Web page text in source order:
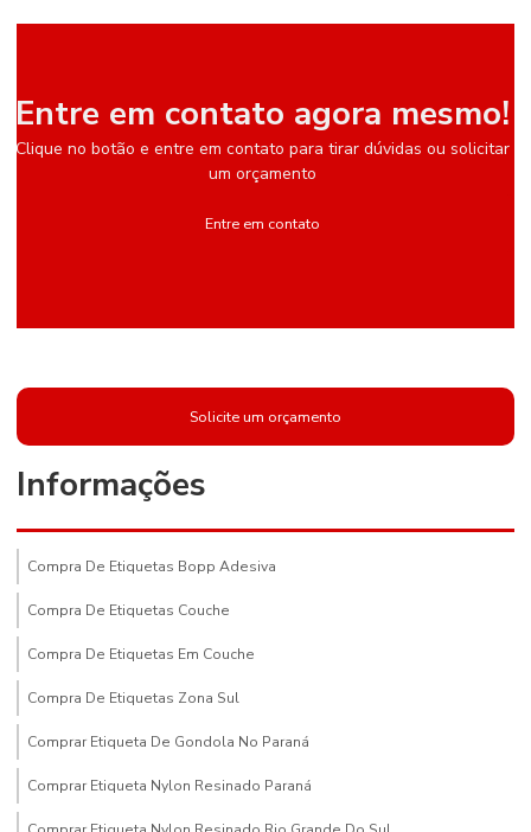
Entre em contato agora mesmo!
Clique no botão e entre em contato para tirar dúvidas ou solicitar
um orçamento
Entre em contato
Solicite um orçamento
Informações
Compra De Etiquetas Bopp Adesiva
Compra De Etiquetas Couche
Compra De Etiquetas Em Couche
Compra De Etiquetas Zona Sul
Comprar Etiqueta De Gondola No Paraná
Comprar Etiqueta Nylon Resinado Paraná